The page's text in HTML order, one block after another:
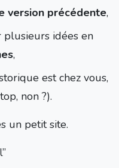
version précédente,
idées en
,
est chez vous,
non ?).
un petit site.